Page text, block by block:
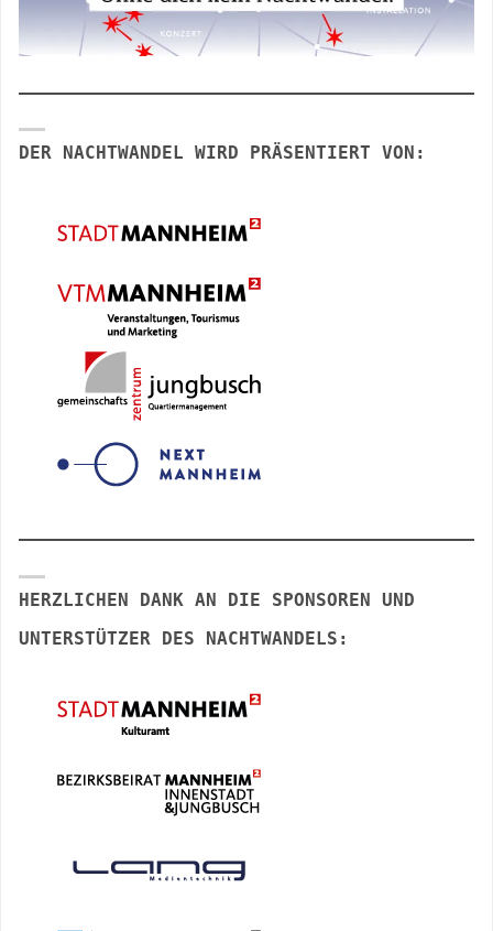
DER NACHTWANDEL WIRD PRÄSENTIERT VON:
HERZLICHEN DANK AN DIE SPONSOREN UND
UNTERSTÜTZER DES NACHTWANDELS: